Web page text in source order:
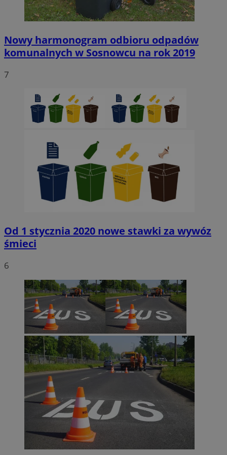
Nowy harmonogram odbioru odpadów
komunalnych w Sosnowcu na rok 2019
7
Od 1 stycznia 2020 nowe stawki za wywóz
śmieci
6
euds .rfihub.com
Google Privacy Policy